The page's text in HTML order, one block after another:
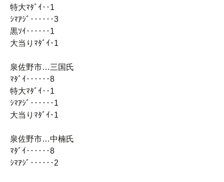
特大ﾏﾀﾞｲ‥1
ｼﾏｱｼﾞ‥‥‥3
黒ｿｲ‥‥‥1
大当りﾏﾀﾞｲ･1
泉佐野市…三国氏
ﾏﾀﾞｲ‥‥‥8
特大ﾏﾀﾞｲ‥1
ｼﾏｱｼﾞ‥‥‥1
大当りﾏﾀﾞｲ･1
泉佐野市…中楠氏
ﾏﾀﾞｲ‥‥‥8
ｼﾏｱｼﾞ‥‥‥2